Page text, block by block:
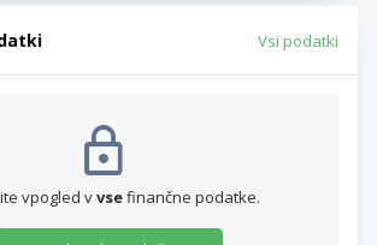
Vsi podatki
vpogled vvsefinančne podatke.